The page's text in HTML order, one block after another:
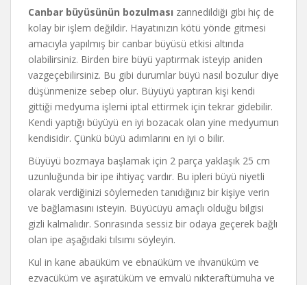
Canbar büyüsünün bozulması zannedildiği gibi hiç de
kolay bir işlem değildir. Hayatınızın kötü yönde gitmesi
amacıyla yapılmış bir canbar büyüsü etkisi altında
olabilirsiniz. Birden bire büyü yaptırmak isteyip aniden
vazgeçebilirsiniz. Bu gibi durumlar büyü nasıl bozulur diye
düşünmenize sebep olur. Büyüyü yaptıran kişi kendi
gittiği medyuma işlemi iptal ettirmek için tekrar gidebilir.
Kendi yaptığı büyüyü en iyi bozacak olan yine medyumun
kendisidir. Çünkü büyü adımlarını en iyi o bilir.
Büyüyü bozmaya başlamak için 2 parça yaklaşık 25 cm
uzunluğunda bir ipe ihtiyaç vardır. Bu ipleri büyü niyetli
olarak verdiğinizi söylemeden tanıdığınız bir kişiye verin
ve bağlamasını isteyin. Büyücüyü amaçlı olduğu bilgisi
gizli kalmalıdır. Sonrasında sessiz bir odaya geçerek bağlı
olan ipe aşağıdaki tılsımı söyleyin.
Kul in kane abaüküm ve ebnaüküm ve ıhvanüküm ve
ezvacüküm ve aşıratüküm ve emvalü nıkteraftümuha ve